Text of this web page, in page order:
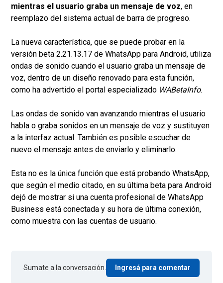
mientras el usuario graba un mensaje de voz, en
reemplazo del sistema actual de barra de progreso.
La nueva característica, que se puede probar en la
versión beta 2.21.13.17 de WhatsApp para Android, utiliza
ondas de sonido cuando el usuario graba un mensaje de
voz, dentro de un diseño renovado para esta función,
como ha advertido el portal especializado WABetaInfo.
Las ondas de sonido van avanzando mientras el usuario
habla o graba sonidos en un mensaje de voz y sustituyen
a la interfaz actual. También es posible escuchar de
nuevo el mensaje antes de enviarlo y eliminarlo.
Esta no es la única función que está probando WhatsApp,
que según el medio citado, en su última beta para Android
dejó de mostrar si una cuenta profesional de WhatsApp
Business está conectada y su hora de última conexión,
como muestra con las cuentas de usuario.
Sumate a la conversación. Ingresá para comentar